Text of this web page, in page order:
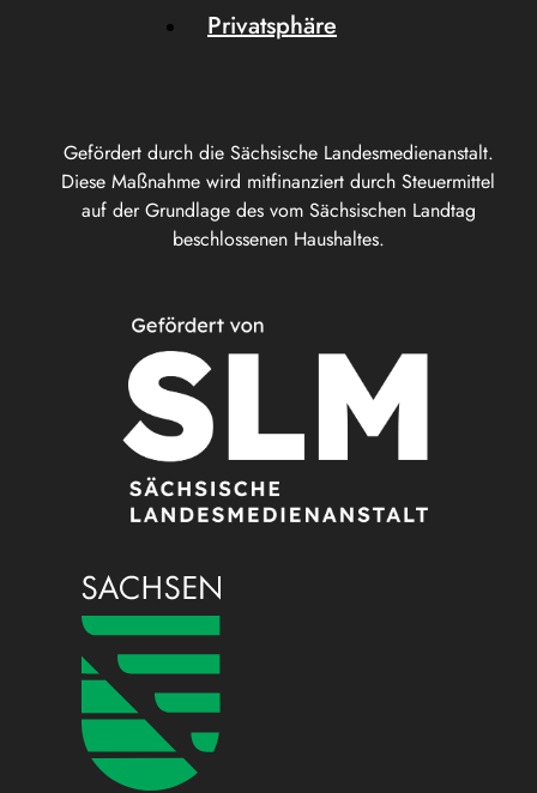
Gefördert durch die Sächsische Landesmedienanstalt.
Diese Maßnahme wird mitfinanziert durch Steuermittel
auf der Grundlage des vom Sächsischen Landtag
beschlossenen Haushaltes.
Privatsphäre